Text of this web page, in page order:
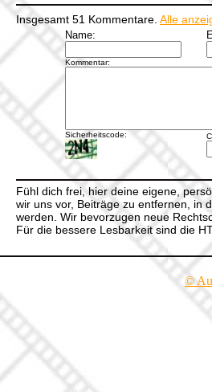
Insgesamt 51 Kommentare. Alle
Name:
Kommentar:
Sicherheitscode:
Fühl dich frei, hier deine eigene,
wir uns vor, Beiträge zu entfernen, in
werden. Wir bevorzugen neue
Für die bessere Lesbarkeit sind die
©